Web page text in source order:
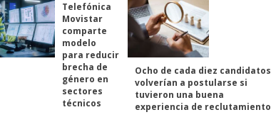
Telefónica
Movistar
comparte
modelo
para reducir
brecha de
género en
sectores
técnicos
Ocho de cada diez candidatos
volverían a postularse si
tuvieron una buena
experiencia de reclutamiento